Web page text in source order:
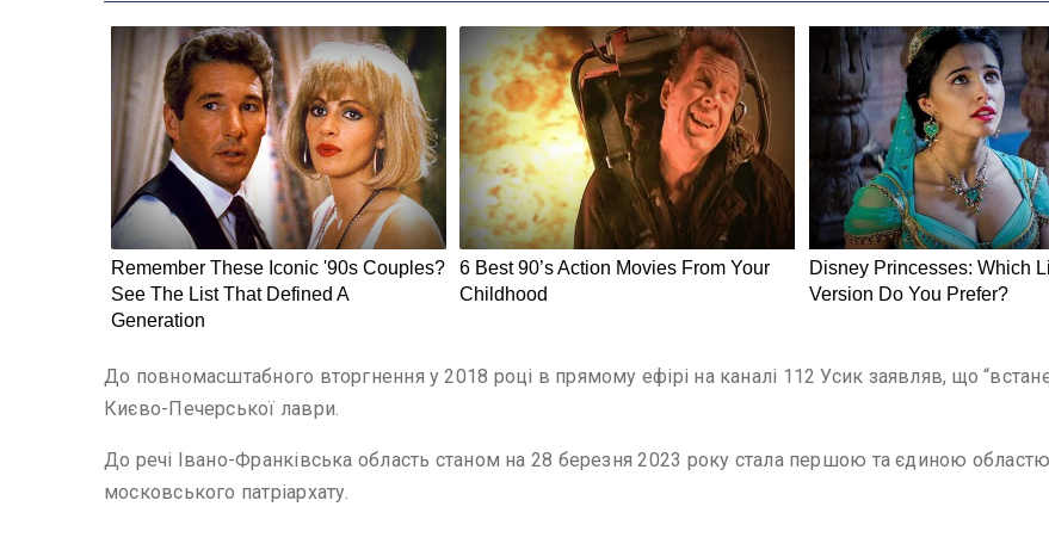
До повномасштабного вторгнення у 2018 році в прямому ефірі на каналі 112 Усик заявляв, що “встане
Києво-Печерської лаври.
До речі Івано-Франківська область станом на 28 березня 2023 року стала першою та єдиною областю
московського патріархату.